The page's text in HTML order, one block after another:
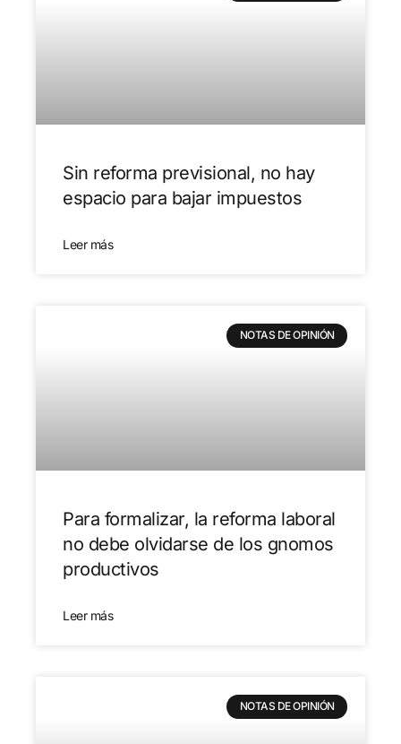
Sin reforma previsional, no hay
espacio para bajar impuestos
Leer más
NOTAS DE OPINIÓN
Para formalizar, la reforma laboral
no debe olvidarse de los gnomos
productivos
Leer más
NOTAS DE OPINIÓN